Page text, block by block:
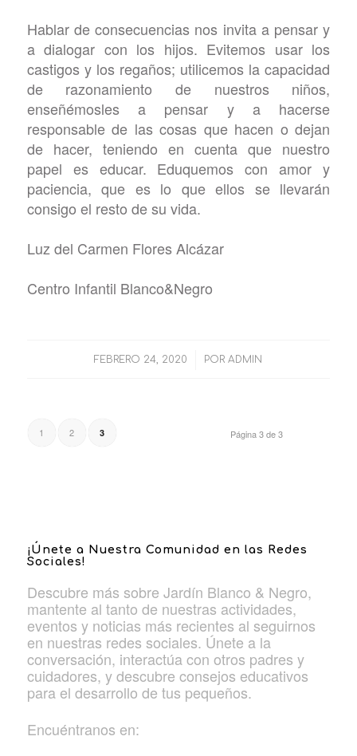
Hablar de consecuencias nos invita a pensar y
a dialogar con los hijos. Evitemos usar los
castigos y los regaños; utilicemos la capacidad
de razonamiento de nuestros niños,
enseñémosles a pensar y a hacerse
responsable de las cosas que hacen o dejan
de hacer, teniendo en cuenta que nuestro
papel es educar. Eduquemos con amor y
paciencia, que es lo que ellos se llevarán
consigo el resto de su vida.
Luz del Carmen Flores Alcázar
Centro Infantil Blanco&Negro
FEBRERO 24, 2020
/ PORADMIN
Página 3 de 3
1 2 3
¡Únete a Nuestra Comunidad en las Redes
Sociales!
Descubre más sobre Jardín Blanco & Negro,
mantente al tanto de nuestras actividades,
eventos y noticias más recientes al seguirnos
en nuestras redes sociales. Únete a la
conversación, interactúa con otros padres y
cuidadores, y descubre consejos educativos
para el desarrollo de tus pequeños.
Encuéntranos en: